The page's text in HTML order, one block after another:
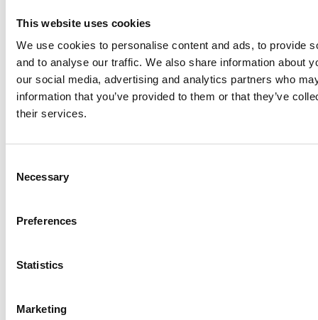
This website uses cookies
We use cookies to personalise content and ads, to provide
and to analyse our traffic. We also share information about
our social media, advertising and analytics partners who
information that you’ve provided to them or that they’ve
their services.
Necessary
Preferences
Statistics
Marketing